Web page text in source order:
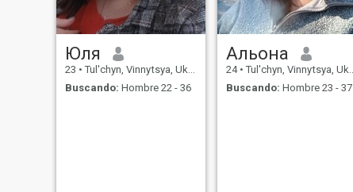
Юля
23 • Tul'chyn, Vinnytsya, Ukrania
Buscando: Hombre 22 - 36
Альона
24 • Tul'chyn, Vinnytsya, Ukrania
Buscando: Hombre 23 - 37